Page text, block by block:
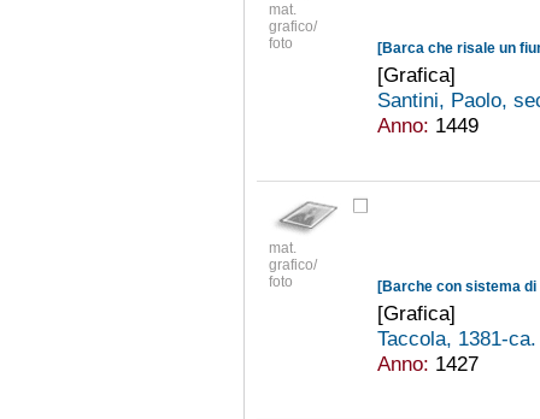
mat.
grafico/
foto
[Barca che risale un
[Grafica]
Santini, Paolo,
Anno: 1449
mat.
grafico/
foto
[Barche con sistema
[Grafica]
Taccola, 1381-
Anno: 1427